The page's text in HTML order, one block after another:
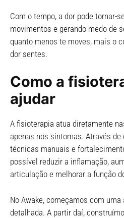
Com o tempo, a dor pode tornar-
movimentos e gerando medo de
quanto menos te moves, mais o
dor sentes.
Como a
ajudar
A fisioterapia atua diretamente
apenas nos sintomas. Através
técnicas manuais e
possível reduzir a inflamação,
articulação e melhorar a função
No Awake, começamos com
detalhada. A partir daí,